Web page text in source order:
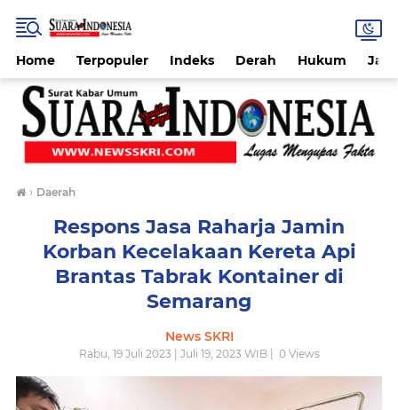
Home Terpopuler Indeks Derah Hukum
› Daerah
Respons Jasa Raharja Jamin
Korban Kecelakaan Kereta Api
Brantas Tabrak Kontainer di
Semarang
News SKRI
Rabu, 19 Juli 2023 | Juli 19, 2023 WIB | 0Views